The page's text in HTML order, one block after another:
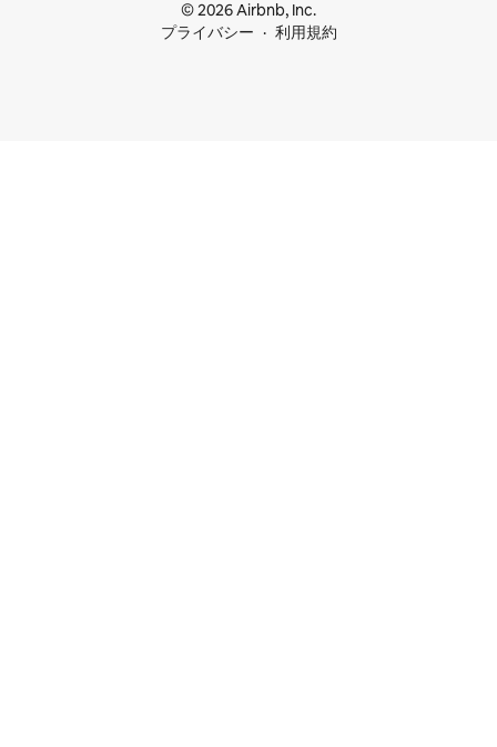
© 2026 Airbnb, Inc.
プライバシー
利用規約